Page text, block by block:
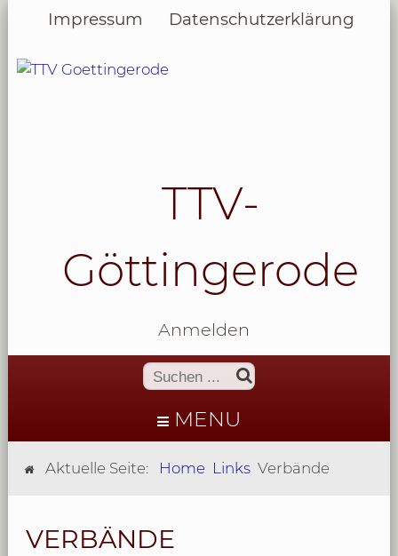
Impressum Datenschutzerklärung
TTV-
Göttingerode
Anmelden
MENU
Aktuelle Seite: Home Links Verbände
VERBÄNDE